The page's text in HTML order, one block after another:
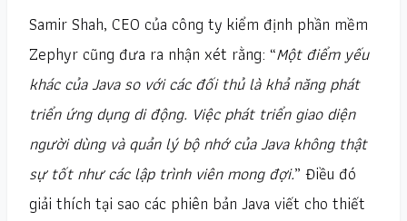
Samir Shah, CEO của công ty kiểm định phần mềm
Zephyr cũng đưa ra nhận xét rằng: “Một điểm yếu
khác của Java so với các đối thủ là khả năng phát
triển ứng dụng di động. Việc phát triển giao diện
người dùng và quản lý bộ nhớ của Java không thật
sự tốt như các lập trình viên mong đợi.” Điều đó
giải thích tại sao các phiên bản Java viết cho thiết